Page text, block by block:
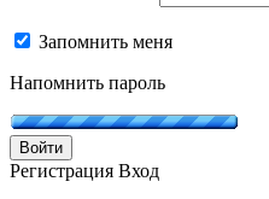
Запомнить меня
Напомнить пароль
Войти
Регистрация Вход